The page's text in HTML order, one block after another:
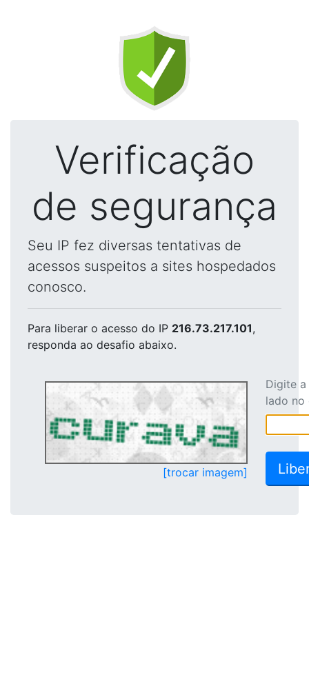
Verificação
de segurança
Seu IP fez diversas tentativas de
acessos suspeitos a sites hospedados
conosco.
Para liberar o acesso do IP 216.73.217.101,
responda ao desafio abaixo.
[trocar imagem]
Digite
lado no